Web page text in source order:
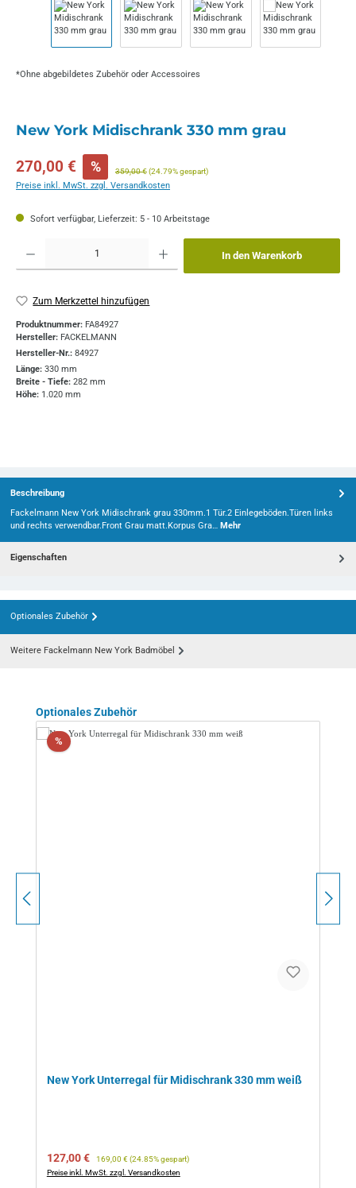
*Ohne abgebildetes Zubehör oder Accessoires
New York Midischrank 330 mm grau
Verkaufspreis:
270,00 € % Regulärer Preis:
359,00 €(24.79% gespart)
Preise inkl. MwSt. zzgl. Versandkosten
Sofort verfügbar, Lieferzeit: 5 - 10 Arbeitstage
Produkt Anzahl: Gib den gewünschten Wert ein oder benutze die Schaltflächen um
In den Warenkorb
Zum Merkzettel hinzufügen
Produktnummer: FA84927
Hersteller: FACKELMANN
Hersteller-Nr.: 84927
Länge: 330 mm
Breite - Tiefe: 282 mm
Höhe: 1.020 mm
Beschreibung
Fackelmann New York Midischrank grau 330mm.1 Tür.2 Einlegeböden.Türen links
und rechts verwendbar.Front Grau matt.Korpus Gra… Mehr
Eigenschaften
Optionales Zubehör
Weitere Fackelmann New York Badmöbel
Produktgalerie überspringen
Optionales Zubehör
%Rabatt
New York Unterregal für Midischrank 330 mm weiß
Verkaufspreis:
127,00 € Regulärer Preis:
169,00 € (24.85% gespart)
Preise inkl. MwSt. zzgl. Versandkosten